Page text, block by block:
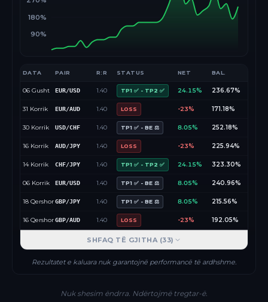
90%
180%
DATA PAIR R:R STATUS NET BAL.
06 Gusht EUR/USD 1.40 TP1 ✅ - TP2 ✅ 24.15% 236.67%
31 Korrik EUR/AUD 1.40 LOSS -23% 171.18%
30 Korrik USD/CHF 1.40 TP1 ✅ - BE ⚖️ 8.05% 252.18%
16 Korrik AUD/JPY 1.40 LOSS -23% 225.94%
14 Korrik CHF/JPY 1.40 TP1 ✅ - TP2 ✅ 24.15% 323.30%
06 Korrik EUR/USD 1.40 TP1 ✅ - BE ⚖️ 8.05% 240.96%
18 QershorGBP/JPY 1.40 TP1 ✅ - BE ⚖️ 8.05% 215.56%
16 QershorGBP/AUD 1.40 LOSS -23% 192.05%
SHFAQ TË GJITHA (33)
Rezultatet e kaluara nuk garantojnë performancë të ardhshme.
Nuk shesim ëndrra. Ndërtojmë tregtar-ë.